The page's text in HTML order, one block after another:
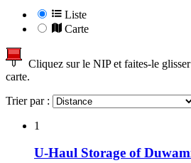
Liste
Carte
Cliquez sur le NIP et faites-le
carte.
Trier par :
1
U-Haul Storage of